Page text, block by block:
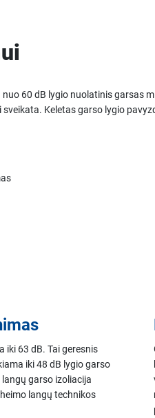
60 dB lygio nuolatinis garsas
Keletas garso lygio
iki 63 dB. Tai geresnis
iki 48 dB lygio garso
garso izoliacija
langų technikos